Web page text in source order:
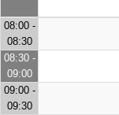
08:00 -
08:30
08:30 -
09:00
09:00 -
09:30